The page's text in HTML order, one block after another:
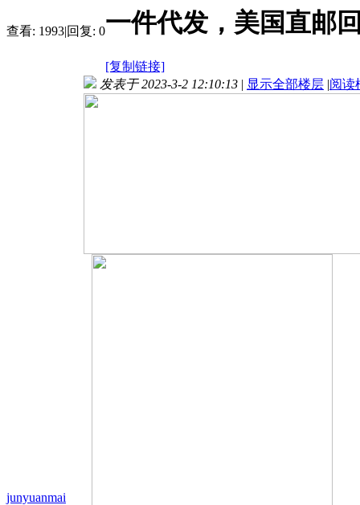
查看: 1993|回复: 0一件代发，美国直邮
[复制链接]
junyuanmai
发表于 2023-3-2 12:10:13 | 显示全部楼层 |阅读